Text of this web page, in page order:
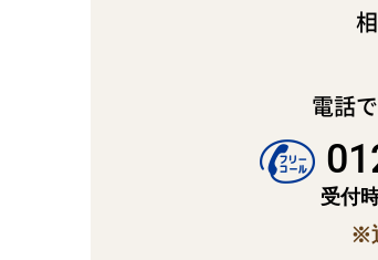
電話
受付
※